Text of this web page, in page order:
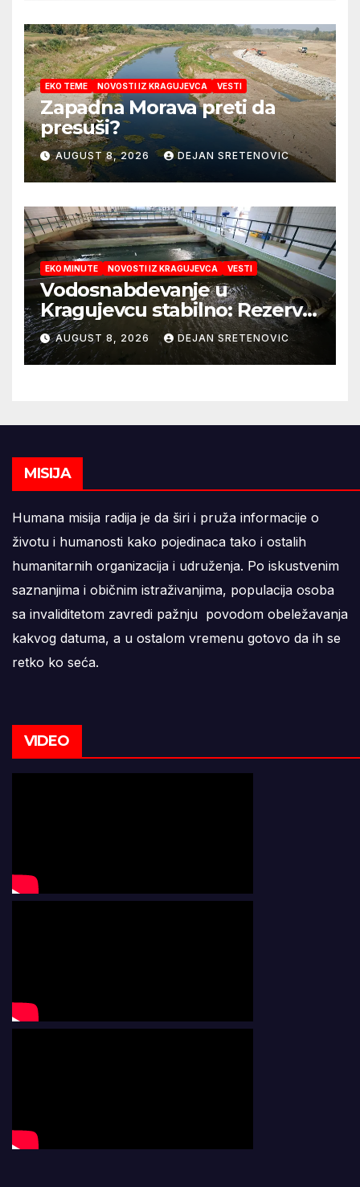
EKO TEME NOVOSTI IZ KRAGUJEVCA VESTI
Zapadna Morava preti da
presuši?
AUGUST 8, 2026 DEJAN SRETENOVIC
EKO MINUTE NOVOSTI IZ KRAGUJEVCA VESTI
Vodosnabdevanje u
Kragujevcu stabilno: Rezerve
vode za godinu dana
AUGUST 8, 2026 DEJAN SRETENOVIC
MISIJA
Humana misija radija je da širi i pruža informacije o
životu i humanosti kako pojedinaca tako i ostalih
humanitarnih organizacija i udruženja. Po iskustvenim
saznanjima i običnim istraživanjima, populacija osoba
sa invaliditetom zavredi pažnju povodom obeležavanja
kakvog datuma, a u ostalom vremenu gotovo da ih se
retko ko seća.
VIDEO